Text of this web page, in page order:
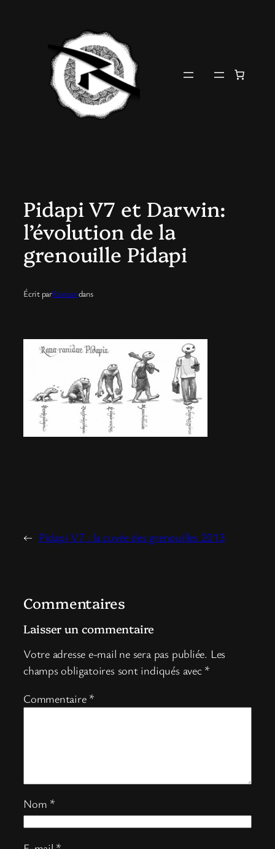
Pidapi V7 et Darwin:
l’évolution de la
grenouille Pidapi
Écrit parRomaindans
← Pidapi V7 : la cuvée des grenouilles 2013
Commentaires
Laisser un commentaire
Votre adresse e-mail ne sera pas publiée. Les
champs obligatoires sont indiqués avec *
Commentaire *
Nom *